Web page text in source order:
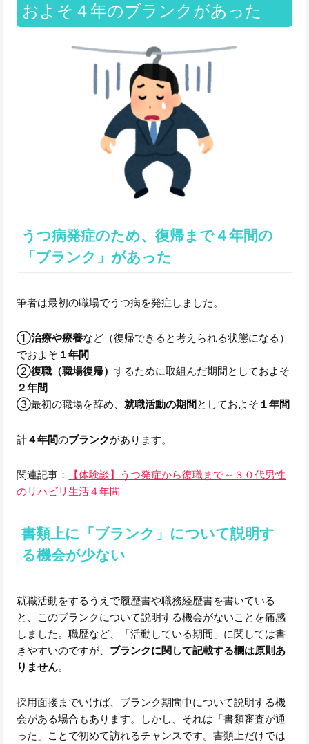
およそ４年のブランクがあった
うつ病発症のため、復帰まで４年間の
「ブランク」があった
筆者は最初の職場でうつ病を発症しました。
①治療や療養など（復帰できると考えられる状態になる）
でおよそ １年間
②復職（職場復帰）するために取組んだ期間としておよそ
２年間
③最初の職場を辞め、就職活動の期間としておよそ １年間
計４年間のブランクがあります。
関連記事：
【体験談】うつ発症から復職まで～３０代男性
のリハビリ生活４年間
書類上に「ブランク」について説明す
る機会が少ない
就職活動をするうえで履歴書や職務経歴書を書いている
と、このブランクについて説明する機会がないことを痛感
しました。職歴など、「活動している期間」に関しては書
きやすいのですが、 ブランクに関して記載する欄は原則あ
りません。
採用面接までいけば、ブランク期間中について説明する機
会がある場合もあります。しかし、それは「書類審査が通
った」ことで初めて訪れるチャンスです。書類上だけでは